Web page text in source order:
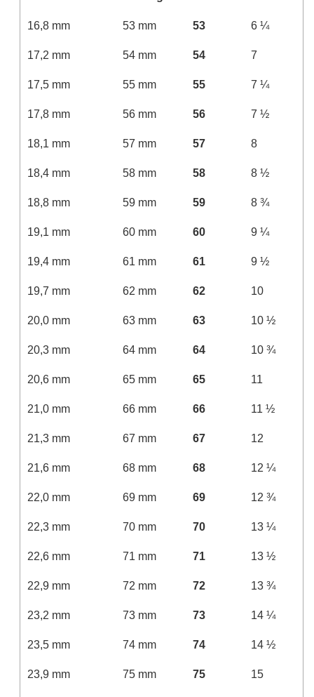
16,8 mm 53 mm 53 6 ¼
17,2 mm 54 mm 54 7
17,5 mm 55 mm 55 7 ¼
17,8 mm 56 mm 56 7 ½
18,1 mm 57 mm 57 8
18,4 mm 58 mm 58 8 ½
18,8 mm 59 mm 59 8 ¾
19,1 mm 60 mm 60 9 ¼
19,4 mm 61 mm 61 9 ½
19,7 mm 62 mm 62 10
20,0 mm 63 mm 63 10 ½
20,3 mm 64 mm 64 10 ¾
20,6 mm 65 mm 65 11
21,0 mm 66 mm 66 11 ½
21,3 mm 67 mm 67 12
21,6 mm 68 mm 68 12 ¼
22,0 mm 69 mm 69 12 ¾
22,3 mm 70 mm 70 13 ¼
22,6 mm 71 mm 71 13 ½
22,9 mm 72 mm 72 13 ¾
23,2 mm 73 mm 73 14 ¼
23,5 mm 74 mm 74 14 ½
23,9 mm 75 mm 75 15